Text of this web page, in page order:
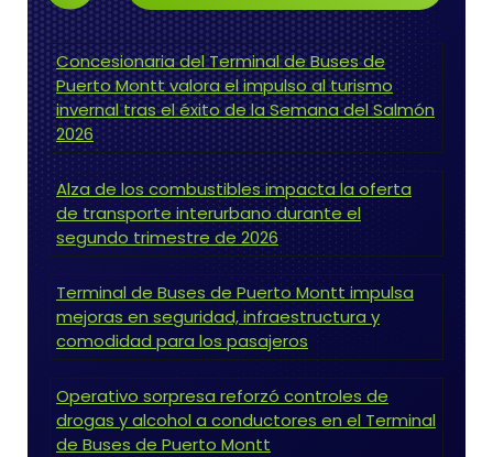
Concesionaria del Terminal de Buses de
Puerto Montt valora el impulso al turismo
invernal tras el éxito de la Semana del Salmón
2026
Alza de los combustibles impacta la oferta
de transporte interurbano durante el
segundo trimestre de 2026
Terminal de Buses de Puerto Montt impulsa
mejoras en seguridad, infraestructura y
comodidad para los pasajeros
Operativo sorpresa reforzó controles de
drogas y alcohol a conductores en el Terminal
de Buses de Puerto Montt